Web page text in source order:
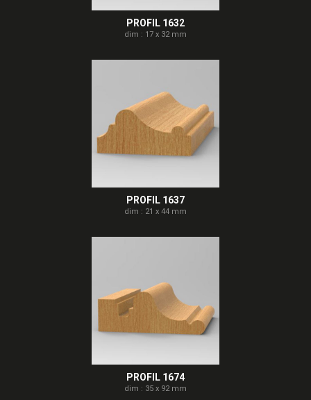
PROFIL 1632
dim : 17 x 32 mm
PROFIL 1637
dim : 21 x 44 mm
PROFIL 1674
dim : 35 x 92 mm